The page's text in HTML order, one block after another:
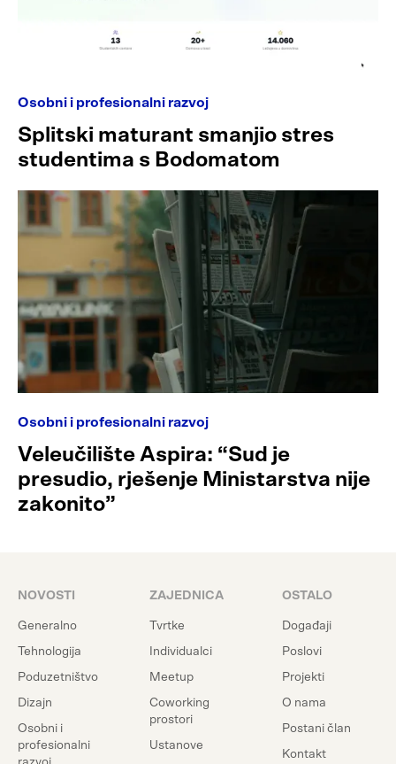
Osobni i profesionalni razvoj
Splitski maturant smanjio stres
studentima s Bodomatom
Osobni i profesionalni razvoj
Veleučilište Aspira: “Sud je
presudio, rješenje Ministarstva nije
zakonito”
NOVOSTI
Generalno
Tehnologija
Poduzetništvo
Dizajn
Osobni i
profesionalni
ZAJEDNICA
Tvrtke
Individualci
Meetup
Coworking
prostori
Ustanove
OSTALO
Događaji
Poslovi
Projekti
O nama
Postani član
Kontakt